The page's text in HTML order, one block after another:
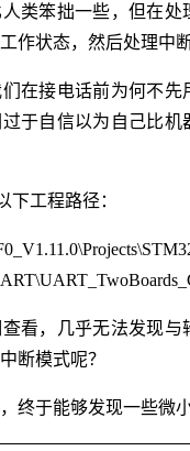
类笨拙一些，但在
作状态，然后处理中
在接电话前为何不先
于自信以为自己比
下工程路径：
看，几乎无法发现
断模式呢？
终于能够发现一些微小